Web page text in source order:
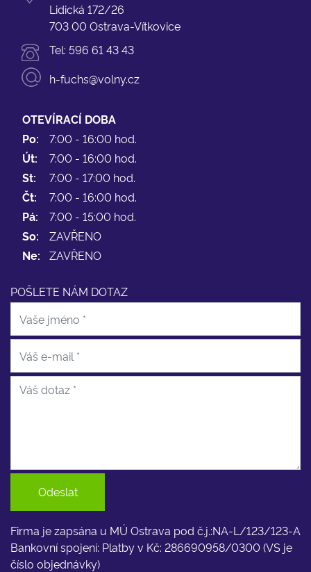
Lidická 172/26
703 00 Ostrava-Vítkovice
Tel: 596 61 43 43
h-fuchs@volny.cz
OTEVÍRACÍ DOBA
Po:
7:00 - 16:00 hod.
Út:
7:00 - 16:00 hod.
St:
7:00 - 17:00 hod.
Čt:
7:00 - 16:00 hod.
Pá:
7:00 - 15:00 hod.
So:
ZAVŘENO
Ne:
ZAVŘENO
POŠLETE NÁM DOTAZ
Odeslat
Firma je zapsána u MÚ Ostrava pod č.j.:NA-L/123/123-A
Bankovní spojení: Platby v Kč: 286690958/0300 (VS je
číslo objednávky)